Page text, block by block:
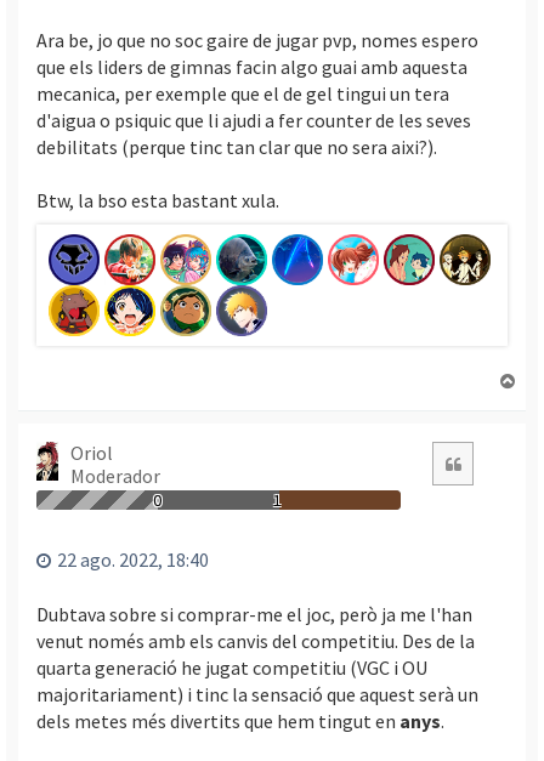
Ara be, jo que no soc gaire de jugar pvp, nomes espero
que els liders de gimnas facin algo guai amb aquesta
mecanica, per exemple que el de gel tingui un tera
d'aigua o psiquic que li ajudi a fer counter de les seves
debilitats (perque tinc tan clar que no sera aixi?).
Btw, la bso esta bastant xula.
Oriol
Moderador
0 1
22 ago. 2022, 18:40
Dubtava sobre si comprar-me el joc, però ja me l'han
venut només amb els canvis del competitiu. Des de la
quarta generació he jugat competitiu (VGC i OU
majoritariament) i tinc la sensació que aquest serà un
dels metes més divertits que hem tingut en anys.